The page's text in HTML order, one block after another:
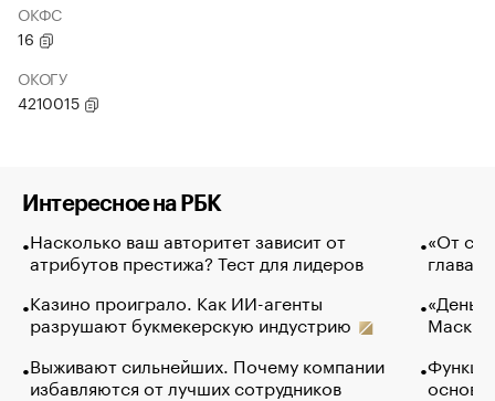
ОКФС
16
ОКОГУ
4210015
Интересное на РБК
Насколько ваш авторитет зависит от
атрибутов престижа? Тест для лидеров
Казино проиграло. Как ИИ-агенты
разрушают букмекерскую индустрию
Выживают сильнейших. Почему компании
избавляются от лучших сотрудников
«От
глава
Маск в
основ